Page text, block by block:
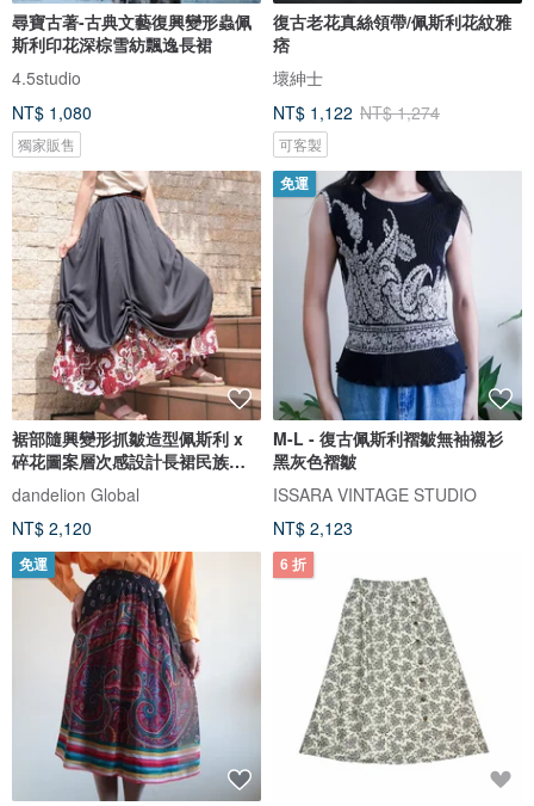
尋寶古著-古典文藝復興變形蟲佩
斯利印花深棕雪紡飄逸長裙
4.5studio
NT$ 1,080
獨家販售
復古老花真絲領帶/佩斯利花紋雅
痞
壞紳士
NT$ 1,122 NT$ 1,274
可客製
裾部隨興變形抓皺造型佩斯利 x
碎花圖案層次感設計長裙民族風
尼泊爾d-sk006
dandelion Global
NT$ 2,120
免運
M-L - 復古佩斯利褶皺無袖襯衫
黑灰色褶皺
ISSARA VINTAGE STUDIO
NT$ 2,123
免運 6 折